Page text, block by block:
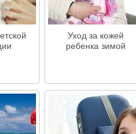
Уход за кожей
ребенка зимой